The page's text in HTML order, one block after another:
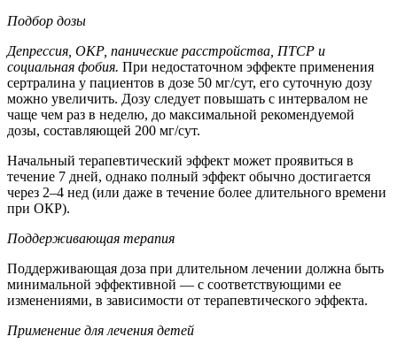
Подбор дозы
Депрессия, ОКР, панические расстройства, ПТСР и
социальная фобия. При недостаточном эффекте применения
сертралина у пациентов в дозе 50 мг/сут, его суточную дозу
можно увеличить. Дозу следует повышать с интервалом не
чаще чем раз в неделю, до максимальной рекомендуемой
дозы, составляющей 200 мг/сут.
Начальный терапевтический эффект может проявиться в
течение 7 дней, однако полный эффект обычно достигается
через 2–4 нед (или даже в течение более длительного времени
при ОКР).
Поддерживающая терапия
Поддерживающая доза при длительном лечении должна быть
минимальной эффективной — с соответствующими ее
изменениями, в зависимости от терапевтического эффекта.
Применение для лечения детей